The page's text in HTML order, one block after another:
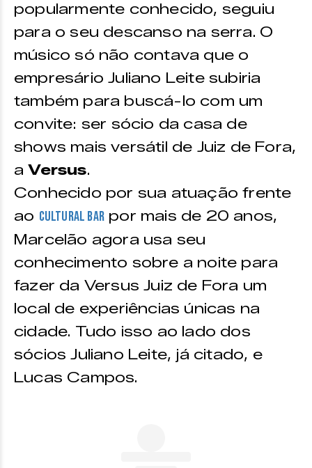
popularmente conhecido, seguiu
para o seu descanso na serra. O
músico só não contava que o
empresário Juliano Leite subiria
também para buscá-lo com um
convite: ser sócio da casa de
shows mais versátil de Juiz de Fora,
aVersus.
Conhecido por sua atuação frente
ao Cultural Bar por mais de 20 anos,
Marcelão agora usa seu
conhecimento sobre a noite para
fazer da Versus Juiz de Fora um
local de experiências únicas na
cidade. Tudo isso ao lado dos
sócios Juliano Leite, já citado, e
Lucas Campos.